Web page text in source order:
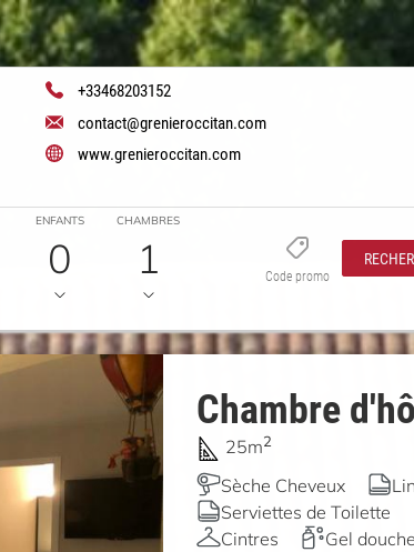
+33468203152
contact@grenieroccitan.com
www.grenieroccitan.com
ENFANTS
0
CHAMBRES
1 Code promo
Chambre
25m2
Sèche Cheveux
Serviettes de Toilette
Cintres
Gel douche